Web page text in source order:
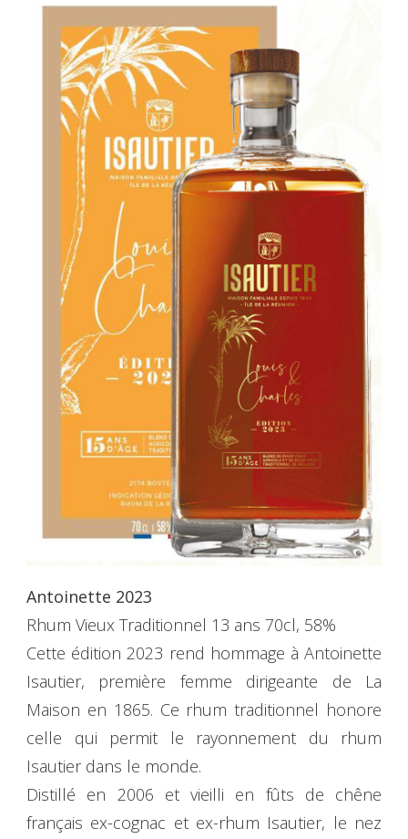
Antoinette 2023
Rhum Vieux Traditionnel 13 ans 70cl, 58%
Cette édition 2023 rend hommage à Antoinette
Isautier, première femme dirigeante de La
Maison en 1865. Ce rhum traditionnel honore
celle qui permit le rayonnement du rhum
Isautier dans le monde.
Distillé en 2006 et vieilli en fûts de chêne
français ex-cognac et ex-rhum Isautier, le nez